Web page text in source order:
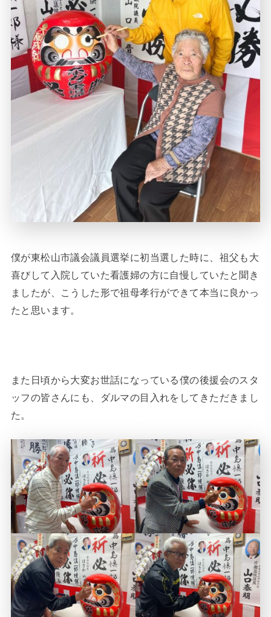
僕が東松山市議会議員選挙に初当選した時に、祖父も大
喜びして入院していた看護婦の方に自慢していたと聞き
ましたが、こうした形で祖母孝行ができて本当に良かっ
たと思います。
また日頃から大変お世話になっている僕の後援会のスタ
ッフの皆さんにも、ダルマの目入れをしてきただきまし
た。